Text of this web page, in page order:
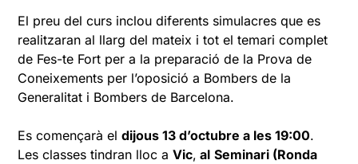
El preu del curs inclou diferents simulacres que es
realitzaran al llarg del mateix i tot el temari complet
de Fes-te Fort per a la preparació de la Prova de
Coneixements per l’oposició a Bombers de la
Generalitat i Bombers de Barcelona.
Es començarà eldijous 13 d’octubre a les 19:00.
Les classes tindran lloc aVic, al Seminari (Ronda